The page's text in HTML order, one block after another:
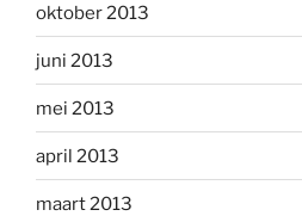
oktober 2013
juni 2013
mei 2013
april 2013
maart 2013